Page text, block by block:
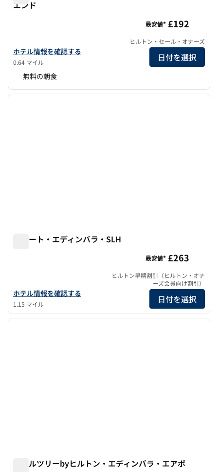
エンド
ハンプトンbyヒルトン・エディンバラ・ウェストエンドのホテル
ホテル情報を確認する
0.64 マイル
最安値* £192
ヒルトン・セール・オナーズ
日付を選択
無料の朝食
1/11
1/11
次の
ロゼート・エディンバラ・SLH
ロゼート・エディンバラ・SLHの詳細を見る
ホテル情報を確認する
1.15 マイル
最安値* £263
ヒルトン早期割引（ヒルトン・オナ
ーズ会員向け割引）
日付を選択
1/12
1/12
前の画像 次の
ダブルツリーbyヒルトン・エディンバラ・エアポ